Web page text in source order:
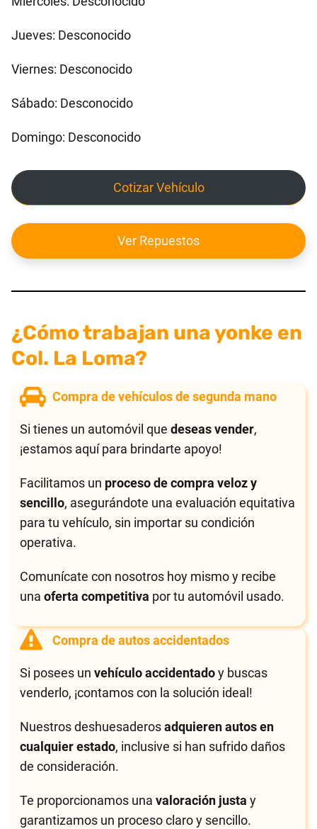
Jueves: Desconocido
Viernes: Desconocido
Sábado: Desconocido
Domingo: Desconocido
Cotizar Vehículo
Ver Repuestos
¿Cómo trabajan una yonke en
Col. La Loma?
Compra de vehículos de segunda mano
Si tienes un automóvil quedeseas vender,
¡estamos aquí para brindarte apoyo!
Facilitamos un proceso de compra veloz y
sencillo, asegurándote una evaluación equitativa
para tu vehículo, sin importar su condición
operativa.
Comunícate con nosotros hoy mismo y recibe
unaoferta competitiva por tu automóvil usado.
Compra de autos accidentados
Si posees unvehículo accidentadoy buscas
venderlo, ¡contamos con la solución ideal!
Nuestros deshuesaderosadquieren autos en
cualquier estado, inclusive si han sufrido daños
de consideración.
Te proporcionamos unavaloración justa y
garantizamos un proceso claro y sencillo.